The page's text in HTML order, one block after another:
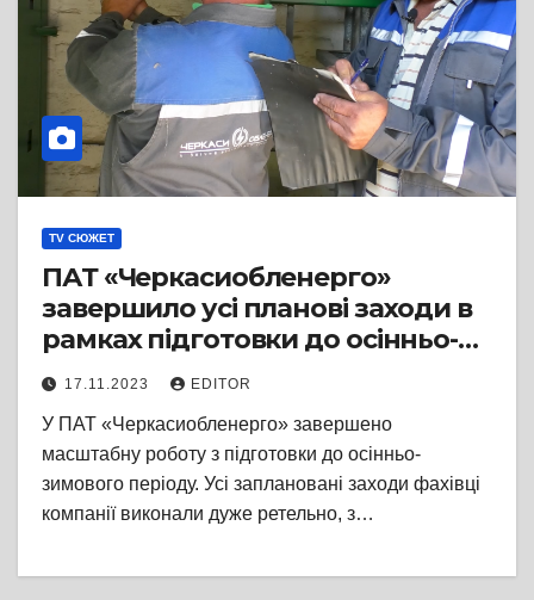
TV СЮЖЕТ
ПАТ «Черкасиобленерго»
завершило усі планові заходи в
рамках підготовки до осінньо-
зимового періоду
17.11.2023 EDITOR
У ПАТ «Черкасиобленерго» завершено
масштабну роботу з підготовки до осінньо-
зимового періоду. Усі заплановані заходи фахівці
компанії виконали дуже ретельно, з…